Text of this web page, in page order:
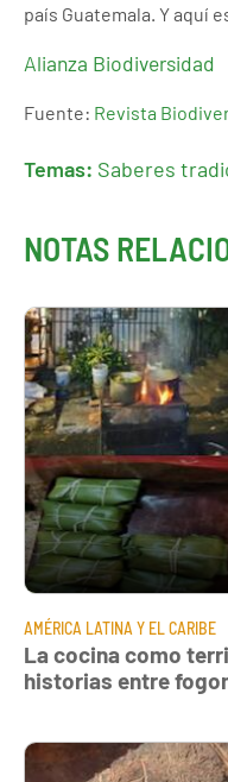
país Guatemala. Y aquí
Alianza Biodiversidad
Fuente: Revista
Temas: Saberes
NOTAS
AMÉRICA LATINA Y EL CARIBE
La cocina como
historias entre